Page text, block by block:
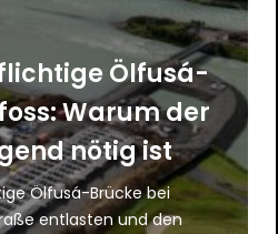
Ölfusá-
Warum der
nötig ist
Ölfusá-Brücke bei
entlasten und den